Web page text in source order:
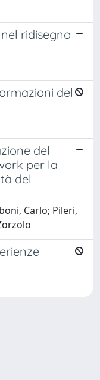
ridisegno
del
del
per la
del
Carlo; Pileri,